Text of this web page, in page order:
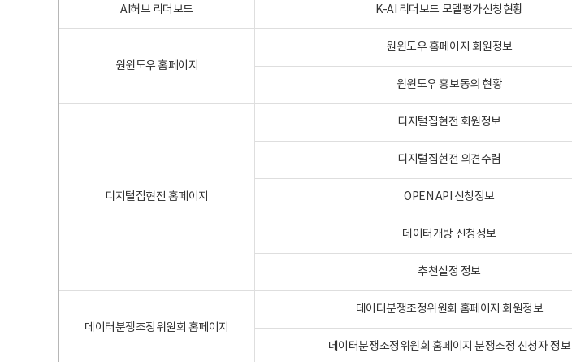
AI허브 리더보드 K-AI 리더보드 모델평가신청현황
원윈도우 홈페이지
원윈도우 홈페이지 회원정보
원윈도우 홍보동의 현황
디지털집현전 홈페이지
디지털집현전 회원정보
디지털집현전 의견수렴
OPEN API 신청정보
데이터개방 신청정보
추천설정 정보
데이터분쟁조정위원회 홈페이지
데이터분쟁조정위원회 홈페이지 회원정보
데이터분쟁조정위원회 홈페이지 분쟁조정 신청자 정보